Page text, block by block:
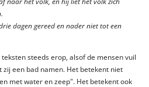
dagen gereed en nader niet tot een
steeds erop, alsof de mensen vuil
een bad namen. Het betekent niet
met water en zeep". Het betekent ook